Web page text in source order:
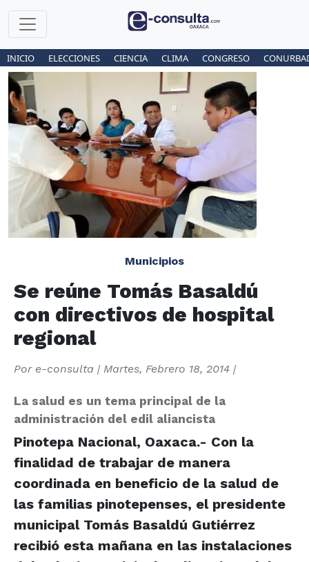
INICIO ELECCIONES CIENCIA CLIMA CONGRESO
Municipios
Se reúne Tomás Basaldú
con directivos de hospital
regional
Por e-consulta | Martes, Febrero 18, 2014 |
La salud es un tema principal de la
administración del edil aliancista
Pinotepa Nacional, Oaxaca.- Con la
finalidad de trabajar de manera
coordinada en beneficio de la salud de
las familias pinotepenses, el presidente
municipal Tomás Basaldú Gutiérrez
recibió esta mañana en las instalaciones